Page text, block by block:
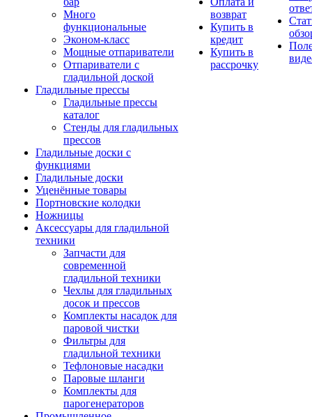
Много
функциональные
Эконом-класс
Мощные отпариватели
Отпариватели с
гладильной доской
Гладильные прессы
Гладильные прессы
каталог
Стенды для гладильных
прессов
Гладильные доски с
функциями
Гладильные доски
Уценённые товары
Портновские колодки
Ножницы
Аксессуары для гладильной
техники
Запчасти для
современной
гладильной техники
Чехлы для гладильных
досок и прессов
Комплекты насадок для
паровой чистки
Фильтры для
гладильной техники
Тефлоновые насадки
Паровые шланги
Комплекты для
парогенераторов
возврат
Купить в
кредит
Купить в
рассрочку